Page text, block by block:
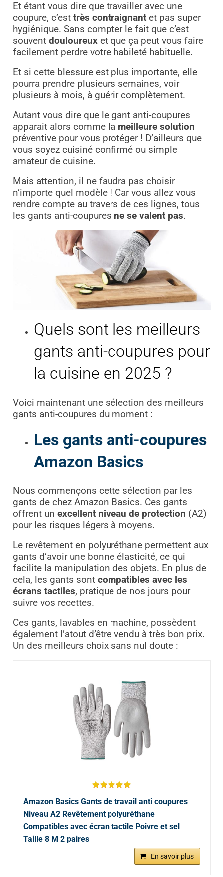
Et étant vous dire que travailler avec une
coupure, c’est très contraignantet pas super
hygiénique. Sans compter le fait que c’est
souvent douloureuxet que ça peut vous faire
facilement perdre votre habileté habituelle.
Et si cette blessure est plus importante, elle
pourra prendre plusieurs semaines, voir
plusieurs à mois, à guérir complètement.
Autant vous dire que le gant anti-coupures
apparait alors comme la meilleure solution
préventive pour vous protéger ! D’ailleurs que
vous soyez cuisiné confirmé ou simple
amateur de cuisine.
Mais attention, il ne faudra pas choisir
n’importe quel modèle ! Car vous allez vous
rendre compte au travers de ces lignes, tous
les gants anti-coupures ne se valent pas.
Quels sont les meilleurs
gants anti-coupures pour
la cuisine en 2025 ?
Voici maintenant une sélection des meilleurs
gants anti-coupures du moment :
Les gants anti-coupures
Amazon Basics
Nous commençons cette sélection par les
gants de chez Amazon Basics. Ces gants
offrent un excellent niveau de protection (A2)
pour les risques légers à moyens.
Le revêtement en polyuréthane permettent aux
gants d’avoir une bonne élasticité, ce qui
facilite la manipulation des objets. En plus de
cela, les gants sont compatibles avec les
écrans tactiles, pratique de nos jours pour
suivre vos recettes.
Ces gants, lavables en machine, possèdent
également l’atout d’être vendu à très bon prix.
Un des meilleurs choix sans nul doute :
Amazon Basics Gants de travail anti coupures
Niveau A2 Revêtement polyuréthane
Compatibles avec écran tactile Poivre et sel
Taille 8 M 2 paires
En savoir plus